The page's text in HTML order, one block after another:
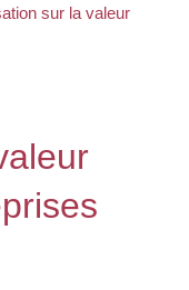
sur la valeur